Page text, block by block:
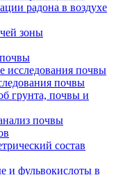
радона в воздухе
зоны
исследования почвы
почвы
грунта, почвы и
почвы
состав
и фульвокислоты в